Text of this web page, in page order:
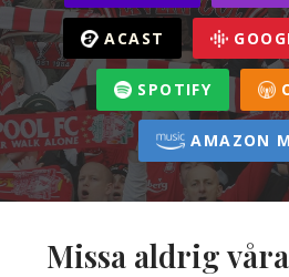
ACAST
SPOTIFY
AMAZON
Missa aldrig